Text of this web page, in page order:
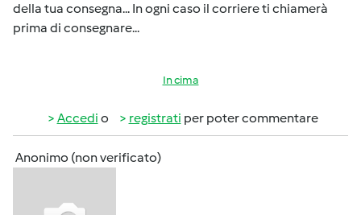
della tua consegna... In ogni caso il corriere ti chiamerà
prima di consegnare...
In cima
Accedi o registrati per poter commentare
Anonimo (non verificato)